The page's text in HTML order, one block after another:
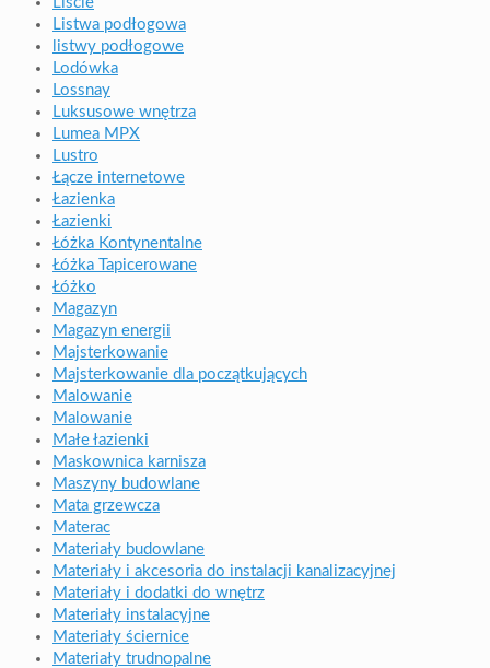
Listwa podłogowa
listwy podłogowe
Lodówka
Lossnay
Luksusowe wnętrza
Lumea MPX
Lustro
Łącze internetowe
Łazienka
Łazienki
Łóżka Kontynentalne
Łóżka Tapicerowane
Łóżko
Magazyn
Magazyn energii
Majsterkowanie
Majsterkowanie dla początkujących
Malowanie
Malowanie
Małe łazienki
Maskownica karnisza
Maszyny budowlane
Mata grzewcza
Materac
Materiały budowlane
Materiały i akcesoria do instalacji kanalizacyjnej
Materiały i dodatki do wnętrz
Materiały instalacyjne
Materiały ściernice
Materiały trudnopalne